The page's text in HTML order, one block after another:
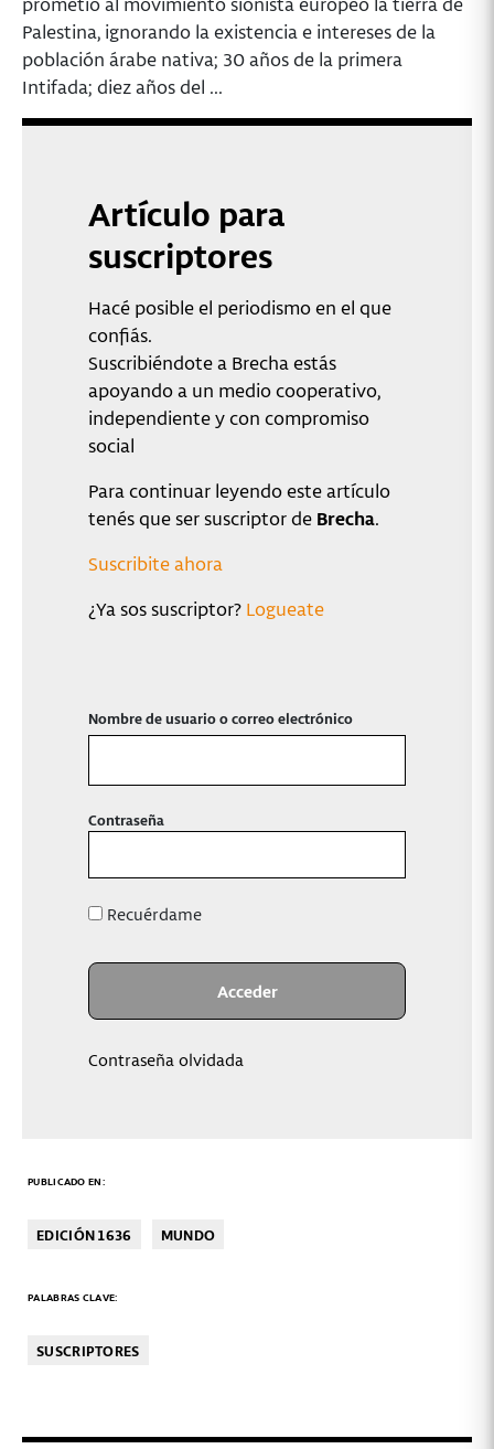
Palestina, ignorando la existencia e intereses de la
población árabe nativa; 30 años de la primera
Intifada; diez años del ...
Artículo para
suscriptores
Hacé posible el periodismo en el que
confiás.
Suscribiéndote a Brecha estás
apoyando a un medio cooperativo,
independiente y con compromiso
social
Para continuar leyendo este artículo
tenés que ser suscriptor de Brecha.
Suscribite ahora
¿Ya sos suscriptor? Logueate
Nombre de usuario o correo electrónico
Contraseña
Recuérdame
Contraseña olvidada
PUBLICADO EN:
EDICIÓN 1636 MUNDO
PALABRAS CLAVE:
SUSCRIPTORES